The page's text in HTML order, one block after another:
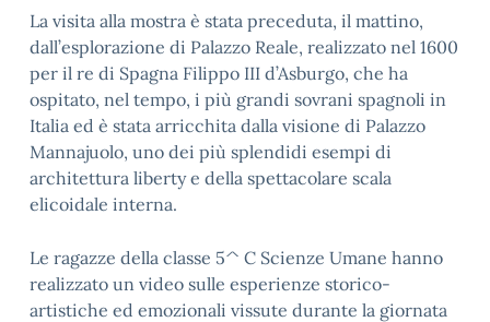
La visita alla mostra è stata preceduta, il mattino,
dall’esplorazione di Palazzo Reale, realizzato nel 1600
per il re di Spagna Filippo III d’Asburgo, che ha
ospitato, nel tempo, i più grandi sovrani spagnoli in
Italia ed è stata arricchita dalla visione di Palazzo
Mannajuolo, uno dei più splendidi esempi di
architettura liberty e della spettacolare scala
elicoidale interna.
Le ragazze della classe 5^ C Scienze Umane hanno
realizzato un video sulle esperienze storico-
artistiche ed emozionali vissute durante la giornata